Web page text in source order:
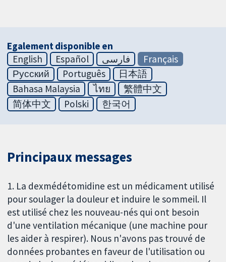
Egalement disponible en
English
Español فارسی
Français
Русский
Português
日本語
Bahasa Malaysia
ไทย
繁體中文
简体中文
Polski 한국어
Principaux messages
1. La dexmédétomidine est un médicament utilisé
pour soulager la douleur et induire le sommeil. Il
est utilisé chez les nouveau-nés qui ont besoin
d'une ventilation mécanique (une machine pour
les aider à respirer). Nous n'avons pas trouvé de
données probantes en faveur de l'utilisation ou